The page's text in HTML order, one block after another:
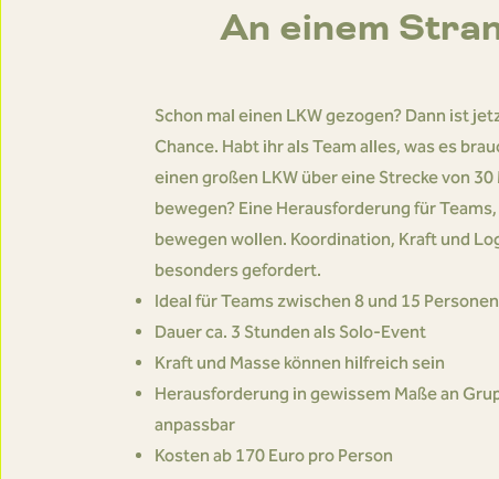
An einem
Schon mal einen LKW gezogen? Dann ist
Chance. Habt ihr als Team alles, was es
einen großen LKW über eine Strecke von 30
bewegen? Eine Herausforderung für
bewegen wollen. Koordination, Kraft und
besonders gefordert.
Ideal für Teams zwischen 8 und 15 Personen
Dauer ca. 3 Stunden als Solo-Event
Kraft und Masse können hilfreich sein
Herausforderung in gewissem Maße an
anpassbar
Kosten ab 170 Euro pro Person